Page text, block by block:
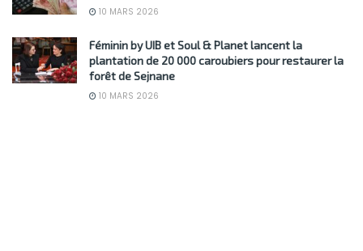
10 MARS 2026
Féminin by UIB et Soul & Planet lancent la
plantation de 20 000 caroubiers pour restaurer la
forêt de Sejnane
10 MARS 2026